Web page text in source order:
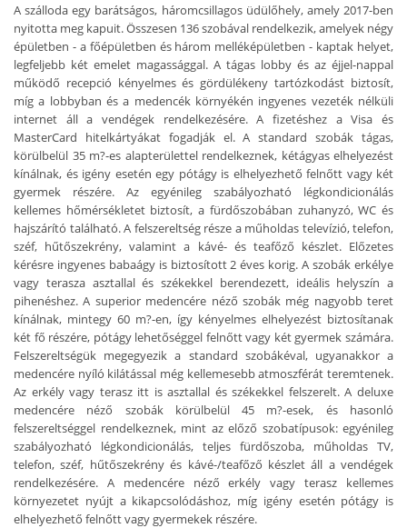
A szálloda egy barátságos, háromcsillagos üdülőhely, amely 2017-ben
nyitotta meg kapuit. Összesen 136 szobával rendelkezik, amelyek négy
épületben - a főépületben és három melléképületben - kaptak helyet,
legfeljebb két emelet magassággal. A tágas lobby és az éjjel-nappal
működő recepció kényelmes és gördülékeny tartózkodást biztosít,
míg a lobbyban és a medencék környékén ingyenes vezeték nélküli
internet áll a vendégek rendelkezésére. A fizetéshez a Visa és
MasterCard hitelkártyákat fogadják el. A standard szobák tágas,
körülbelül 35 m?-es alapterülettel rendelkeznek, kétágyas elhelyezést
kínálnak, és igény esetén egy pótágy is elhelyezhető felnőtt vagy két
gyermek részére. Az egyénileg szabályozható légkondicionálás
kellemes hőmérsékletet biztosít, a fürdőszobában zuhanyzó, WC és
hajszárító található. A felszereltség része a műholdas televízió, telefon,
széf, hűtőszekrény, valamint a kávé- és teafőző készlet. Előzetes
kérésre ingyenes babaágy is biztosított 2 éves korig. A szobák erkélye
vagy terasza asztallal és székekkel berendezett, ideális helyszín a
pihenéshez. A superior medencére néző szobák még nagyobb teret
kínálnak, mintegy 60 m?-en, így kényelmes elhelyezést biztosítanak
két fő részére, pótágy lehetőséggel felnőtt vagy két gyermek számára.
Felszereltségük megegyezik a standard szobákéval, ugyanakkor a
medencére nyíló kilátással még kellemesebb atmoszférát teremtenek.
Az erkély vagy terasz itt is asztallal és székekkel felszerelt. A deluxe
medencére néző szobák körülbelül 45 m?-esek, és hasonló
felszereltséggel rendelkeznek, mint az előző szobatípusok: egyénileg
szabályozható légkondicionálás, teljes fürdőszoba, műholdas TV,
telefon, széf, hűtőszekrény és kávé-/teafőző készlet áll a vendégek
rendelkezésére. A medencére néző erkély vagy terasz kellemes
környezetet nyújt a kikapcsolódáshoz, míg igény esetén pótágy is
elhelyezhető felnőtt vagy gyermekek részére.